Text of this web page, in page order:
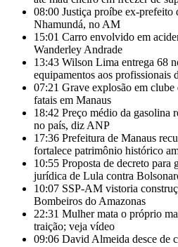
08:00 Justiça proíbe ex-prefeito
Nhamundá, no AM
15:01 Carro envolvido em
Wanderley Andrade
13:43 Wilson Lima entrega 68
equipamentos aos profissionais
07:21 Grave explosão em
fatais em Manaus
18:42 Preço médio da gasolina
no país, diz ANP
17:36 Prefeitura de Manaus
fortalece patrimônio histórico
10:55 Proposta de decreto para
jurídica de Lula contra
10:07 SSP-AM vistoria
Bombeiros do Amazonas
22:31 Mulher mata o próprio
traição; veja vídeo
09:06 David Almeida desce de